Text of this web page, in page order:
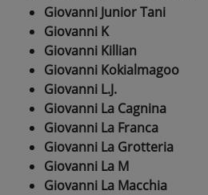
Giovanni Junior Tani
Giovanni K
Giovanni Killian
Giovanni Kokialmagoo
Giovanni L.J.
Giovanni La Cagnina
Giovanni La Franca
Giovanni La Grotteria
Giovanni La M
Giovanni La Macchia